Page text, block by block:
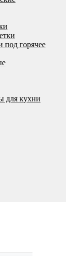
под горячее
для кухни